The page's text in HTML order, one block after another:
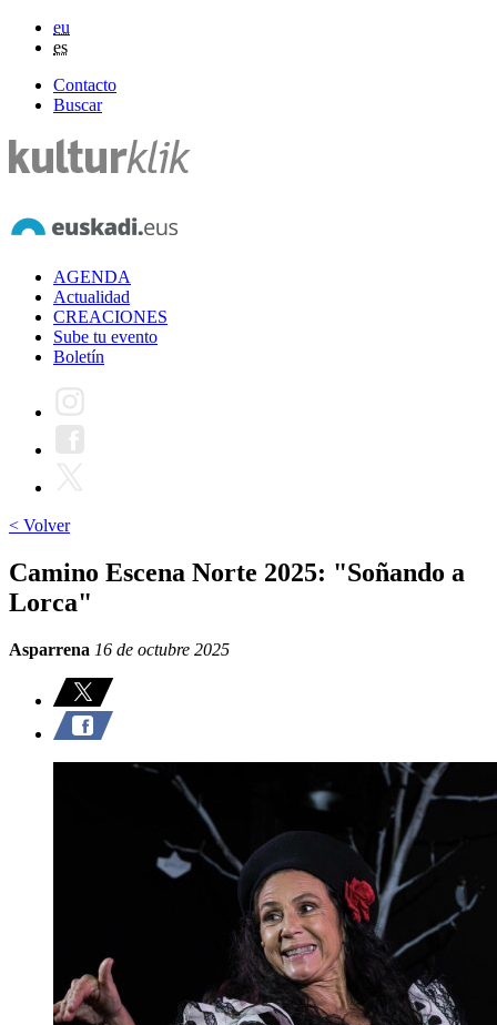
eu
es
Contacto
Buscar
AGENDA
Actualidad
CREACIONES
Sube tu evento
Boletín
< Volver
Camino Escena Norte 2025: "Soñando a
Lorca"
Asparrena 16 de octubre 2025